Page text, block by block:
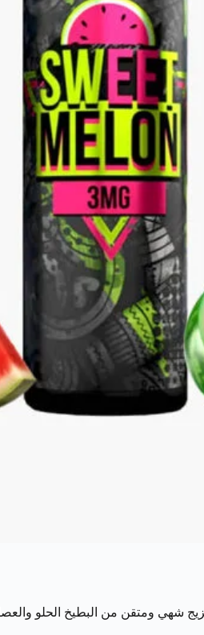
شهي ومتقن من البطيخ الحلو